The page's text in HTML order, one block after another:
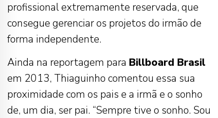
profissional extremamente reservada, que
consegue gerenciar os projetos do irmão de
forma independente.
Ainda na reportagem para Billboard Brasil
em 2013, Thiaguinho comentou essa sua
proximidade com os pais e a irmã e o sonho
de, um dia, ser pai. “Sempre tive o sonho. Sou